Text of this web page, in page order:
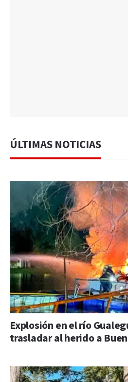
ÚLTIMAS NOTICIAS
Explosión en el río
trasladar al herido a